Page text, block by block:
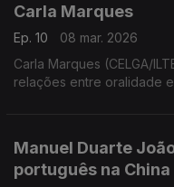
Carla Marques
Ep. 10
08 mar. 2026
Carla Marques (CELGA/
relações entre oralidade
Manuel Duarte
português na China